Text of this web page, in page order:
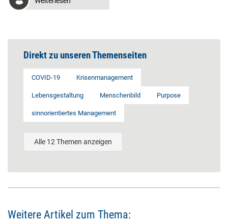
Direkt zu unseren Themenseiten
COVID-19 Krisenmanagement
Lebensgestaltung Menschenbild Purpose
sinnorientiertes Management
Alle 12 Themen anzeigen
Weitere Artikel zum Thema: